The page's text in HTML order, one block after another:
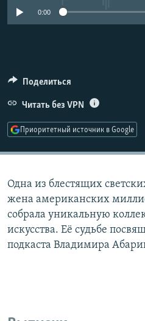
РАСПИСАНИЕ ВЕЩАНИЯ
0:00
Поделиться
Читать без VPN
Приоритетный источник в Google
Одна из блестящих
жена американских
собрала уникальную
искусства. Её судьбе
подкаста Владимира